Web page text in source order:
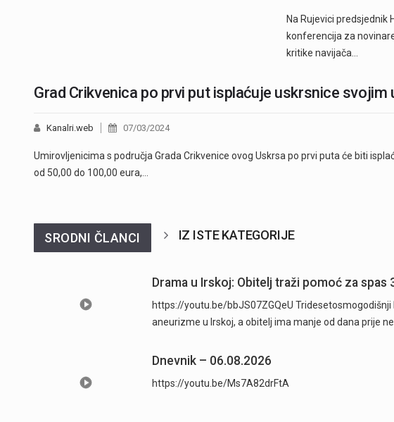
Na Rujevici predsjednik
konferencija za
kritike navijača…
Grad Crikvenica po prvi put isplaćuje uskrsnice
Kanalri.web 07/03/2024
Umirovljenicima s područja Grada Crikvenice ovog Uskrsa po prvi puta će biti
od 50,00 do 100,00 eura,…
SRODNI ČLANCI IZ ISTE KATEGORIJE
Drama u Irskoj: Obitelj traži pomoć za
https://youtu.be/bbJS07ZGQeU
aneurizme u Irskoj, a obitelj ima manje od dana prije
Dnevnik – 06.08.2026
https://youtu.be/Ms7A82drFtA